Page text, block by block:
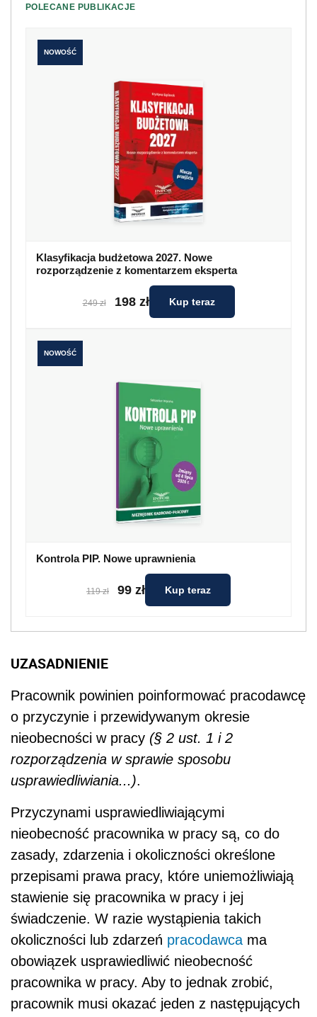
POLECANE PUBLIKACJE
NOWOŚĆ
Klasyfikacja budżetowa 2027. Nowe
rozporządzenie z komentarzem eksperta
249 zł 198 zł Kup teraz
NOWOŚĆ
Kontrola PIP. Nowe uprawnienia
119 zł 99 zł Kup teraz
UZASADNIENIE
Pracownik powinien poinformować pracodawcę
o przyczynie i przewidywanym okresie
nieobecności w pracy (§ 2 ust. 1 i 2
rozporządzenia w sprawie sposobu
usprawiedliwiania...).
Przyczynami usprawiedliwiającymi
nieobecność pracownika w pracy są, co do
zasady, zdarzenia i okoliczności określone
przepisami prawa pracy, które uniemożliwiają
stawienie się pracownika w pracy i jej
świadczenie. W razie wystąpienia takich
okoliczności lub zdarzeń pracodawca ma
obowiązek usprawiedliwić nieobecność
pracownika w pracy. Aby to jednak zrobić,
pracownik musi okazać jeden z następujących